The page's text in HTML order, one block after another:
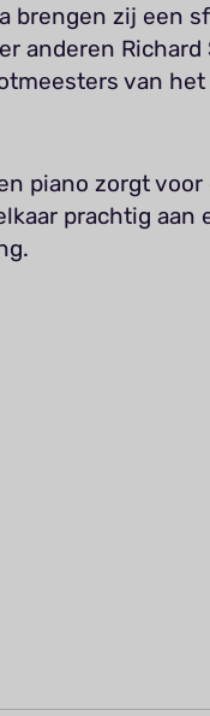
brengen zij een
anderen Richard
van
piano zorgt
prachtig aan